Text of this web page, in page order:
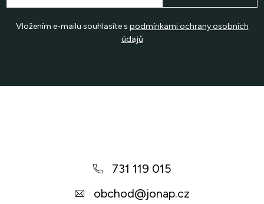
Vložením e-mailu souhlasíte s podmínkami ochrany osobních
údajů
731 119 015
obchod@jonap.cz